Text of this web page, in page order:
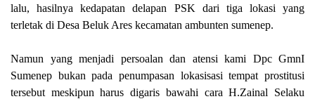
lalu, hasilnya kedapatan delapan PSK dari tiga lokasi yang
terletak di Desa Beluk Ares kecamatan ambunten sumenep.
Namun yang menjadi persoalan dan atensi kami Dpc GmnI
Sumenep bukan pada penumpasan lokasisasi tempat prostitusi
tersebut meskipun harus digaris bawahi cara H.Zainal Selaku